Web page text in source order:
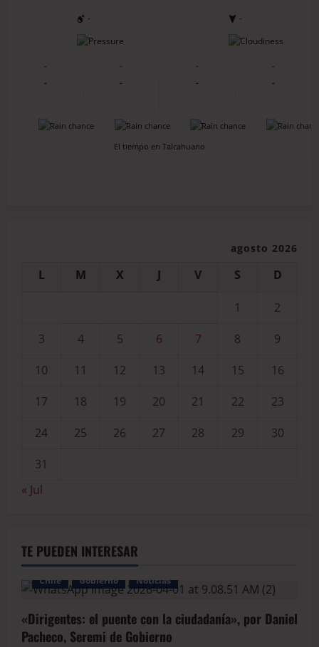
-
-
-
-
-
-
-
-
-
-
-
-
-
-
-
-
El tiempo en Talcahuano
agosto 2026
L M X J V S D
1
2
3
4 5 6 7 8
9
10
11 12 13 14 15
16
17
18 19 20 21 22
23
24
25 26 27 28 29
30
31
« Jul
TE PUEDEN INTERESAR
Chile Gobierno Noticias
«Dirigentes: el puente con la ciudadanía», por Daniel
Pacheco, Seremi de Gobierno